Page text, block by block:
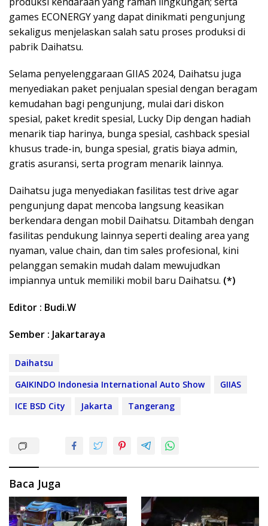
games ECONERGY yang dapat dinikmati pengunjung
sekaligus menjelaskan salah satu proses produksi di
pabrik Daihatsu.
Selama penyelenggaraan GIIAS 2024, Daihatsu juga
menyediakan paket penjualan spesial dengan beragam
kemudahan bagi pengunjung, mulai dari diskon
spesial, paket kredit spesial, Lucky Dip dengan hadiah
menarik tiap harinya, bunga spesial, cashback spesial
khusus trade-in, bunga spesial, gratis biaya admin,
gratis asuransi, serta program menarik lainnya.
Daihatsu juga menyediakan fasilitas test drive agar
pengunjung dapat mencoba langsung keasikan
berkendara dengan mobil Daihatsu. Ditambah dengan
fasilitas pendukung lainnya seperti dealing area yang
nyaman, value chain, dan tim sales profesional, kini
pelanggan semakin mudah dalam mewujudkan
impiannya untuk memiliki mobil baru Daihatsu. (*)
Editor : Budi.W
Sember : Jakartaraya
Daihatsu
GAIKINDO Indonesia International Auto Show
GIIAS
ICE BSD City
Jakarta Tangerang
Baca Juga